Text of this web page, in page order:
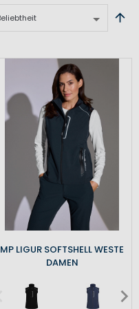
MP LIGUR SOFTSHELL WESTE
DAMEN